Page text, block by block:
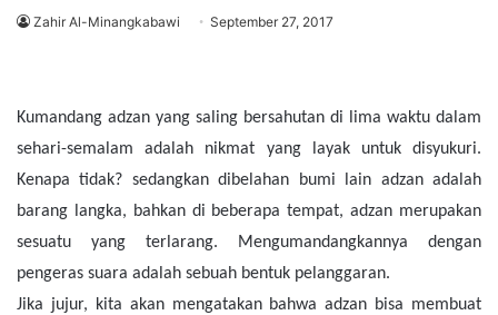
Zahir Al-Minangkabawi September 27, 2017
Kumandang adzan yang saling bersahutan di lima waktu dalam
sehari-semalam adalah
nikmat yang layak untuk disyukuri.
Kenapa tidak? sedangkan dibelahan bumi lain adzan adalah
barang langka, bahkan di beberapa tempat, adzan merupakan
sesuatu yang terlarang. Mengumandangkannya dengan
pengeras suara adalah sebuah bentuk pelanggaran.
Jika jujur, kita akan mengatakan bahwa adzan bisa membuat